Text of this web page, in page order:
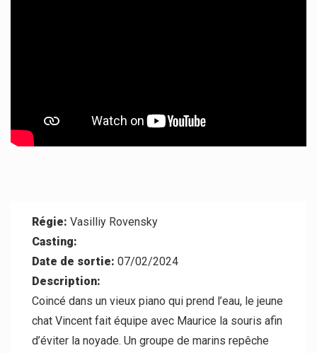
Régie: Vasilliy Rovensky
Casting:
Date de sortie: 07/02/2024
Description:
Coincé dans un vieux piano qui prend l’eau, le jeune
chat Vincent fait équipe avec Maurice la souris afin
d’éviter la noyade. Un groupe de marins repêche